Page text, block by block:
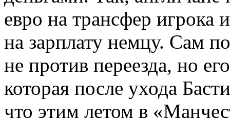
евро на трансфер игрока
на зарплату немцу. Сам
не против переезда, но
которая после ухода
что этим летом в